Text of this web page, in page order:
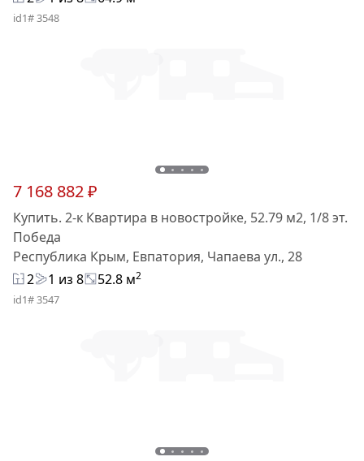
id1# 3548
7 168 882 ₽
Купить. 2-к Квартира в новостройке, 52.79 м2, 1/8 эт.
Победа
Республика Крым, Евпатория, Чапаева ул., 28
2
1 из 8 52.8 м2
id1# 3547